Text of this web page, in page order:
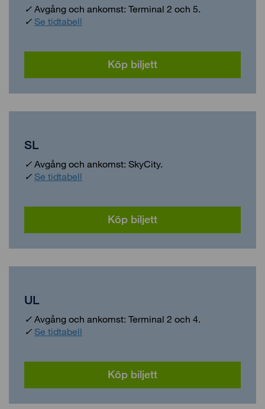
✓ Avgång och ankomst: Terminal 2 och 5.
✓ Se tidtabell
Köp biljett
SL
✓ Avgång och ankomst: SkyCity.
✓ Se tidtabell
Köp biljett
UL
✓ Avgång och ankomst: Terminal 2 och 4.
✓ Se tidtabell
Köp biljett